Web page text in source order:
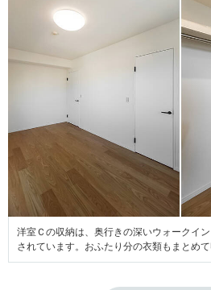
洋室Ｃの収納は、奥行きの深いウォークイ
されています。おふたり分の衣類もまとめて